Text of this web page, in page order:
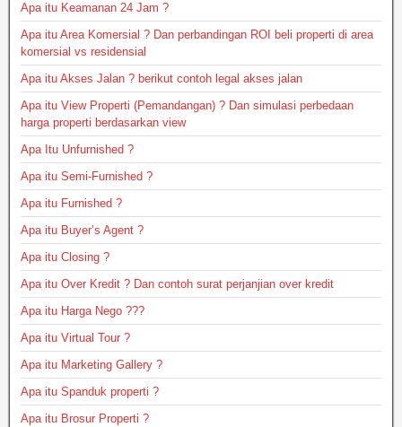
Apa itu Keamanan 24 Jam ?
Apa itu Area Komersial ? Dan perbandingan ROI beli properti di area
komersial vs residensial
Apa itu Akses Jalan ? berikut contoh legal akses jalan
Apa itu View Properti (Pemandangan) ? Dan simulasi perbedaan
harga properti berdasarkan view
Apa Itu Unfurnished ?
Apa itu Semi-Furnished ?
Apa itu Furnished ?
Apa itu Buyer’s Agent ?
Apa itu Closing ?
Apa itu Over Kredit ? Dan contoh surat perjanjian over kredit
Apa itu Harga Nego ???
Apa itu Virtual Tour ?
Apa itu Marketing Gallery ?
Apa itu Spanduk properti ?
Apa itu Brosur Properti ?